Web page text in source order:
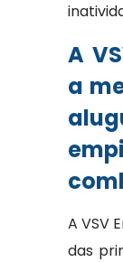
A
a
A VSV
das